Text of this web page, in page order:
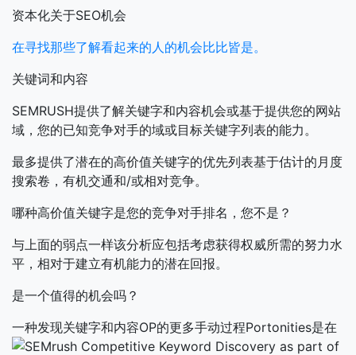
资本化关于SEO机会
在寻找那些了解看起来的人的机会比比皆是。
关键词和内容
SEMRUSH提供了解关键字和内容机会或基于提供您的网站
域，您的已知竞争对手的域或目标关键字列表的能力。
最多提供了潜在的高价值关键字的优先列表基于估计的月度
搜索卷，有机交通和/或相对竞争。
哪种高价值关键字是您的竞争对手排名，您不是？
与上面的弱点一样该分析应包括考虑获得权威所需的努力水
平，相对于建立有机能力的潜在回报。
是一个值得的机会吗？
一种发现关键字和内容OP的更多手动过程Portonities是在